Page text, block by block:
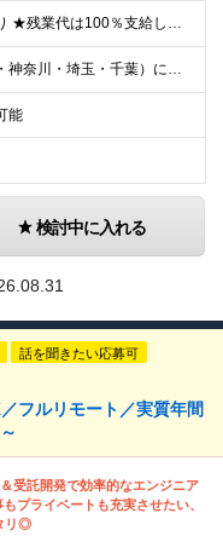
★毎年の定期昇給あり ★残業代は100％支給します 月給30万円～73万円＋賞与年2回 ┗年収例：400万円～1000万円 ※経験・能力を考慮し規定により決定します ※試用期間6ヶ月あり（期間中の
首都圏エリア（東京・神奈川・埼玉・千葉）にて勤務いただきます。 【東京本社】 東京都千代田区紀尾井町4-1 ニューオータニガーデンコート21F ※(変更の範囲)上記を除く当社関連勤務地
能
検討中に入れる
話を聞きたい応募可
フルリモート／実質年間
受託開発で効率的なエンジニア
プライベートも充実させたい、
リ◎